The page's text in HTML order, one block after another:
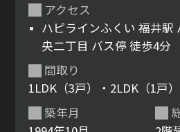
シャーメゾンとは
ン
ルームツアー 動画ギャラ
アクセス
ハピラインふくい 福井駅
央二丁目 バス停 徒歩4分
築年月
間取り
1LDK（3戸）・2LDK（1戸）